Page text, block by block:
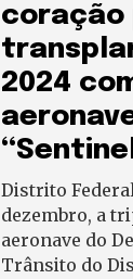
coração
2024
Distrito
dezembro, a
aeronave do
Trânsito do